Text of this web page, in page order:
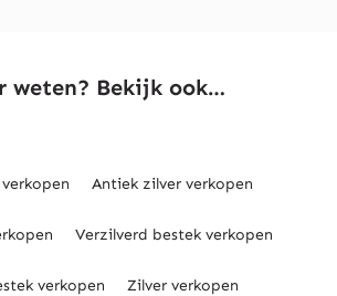
weten? Bekijk ook…
Antiek zilver verkopen
Verzilverd bestek verkopen
verkopen Zilver verkopen